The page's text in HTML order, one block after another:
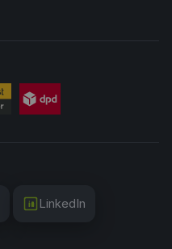
LinkedIn